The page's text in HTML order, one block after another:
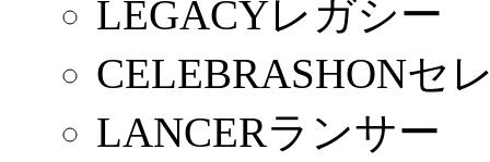
LEGACYレガシー
CELEBRASHONセ
LANCERランサー